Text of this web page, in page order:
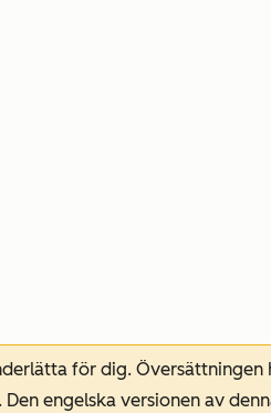
för dig.
engelska versionen av